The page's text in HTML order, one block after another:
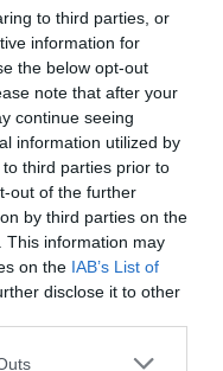
to third parties, or
information for
the below opt-out
note that after your
continue seeing
information utilized by
third parties prior to
out of the further
by third parties on the
This information may
on the IAB’s List of
disclose it to other
one or more Google